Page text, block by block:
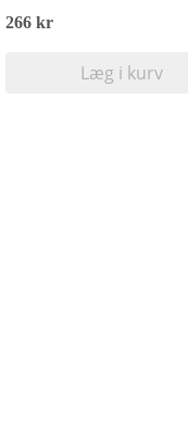
266 kr
Læg i kurv